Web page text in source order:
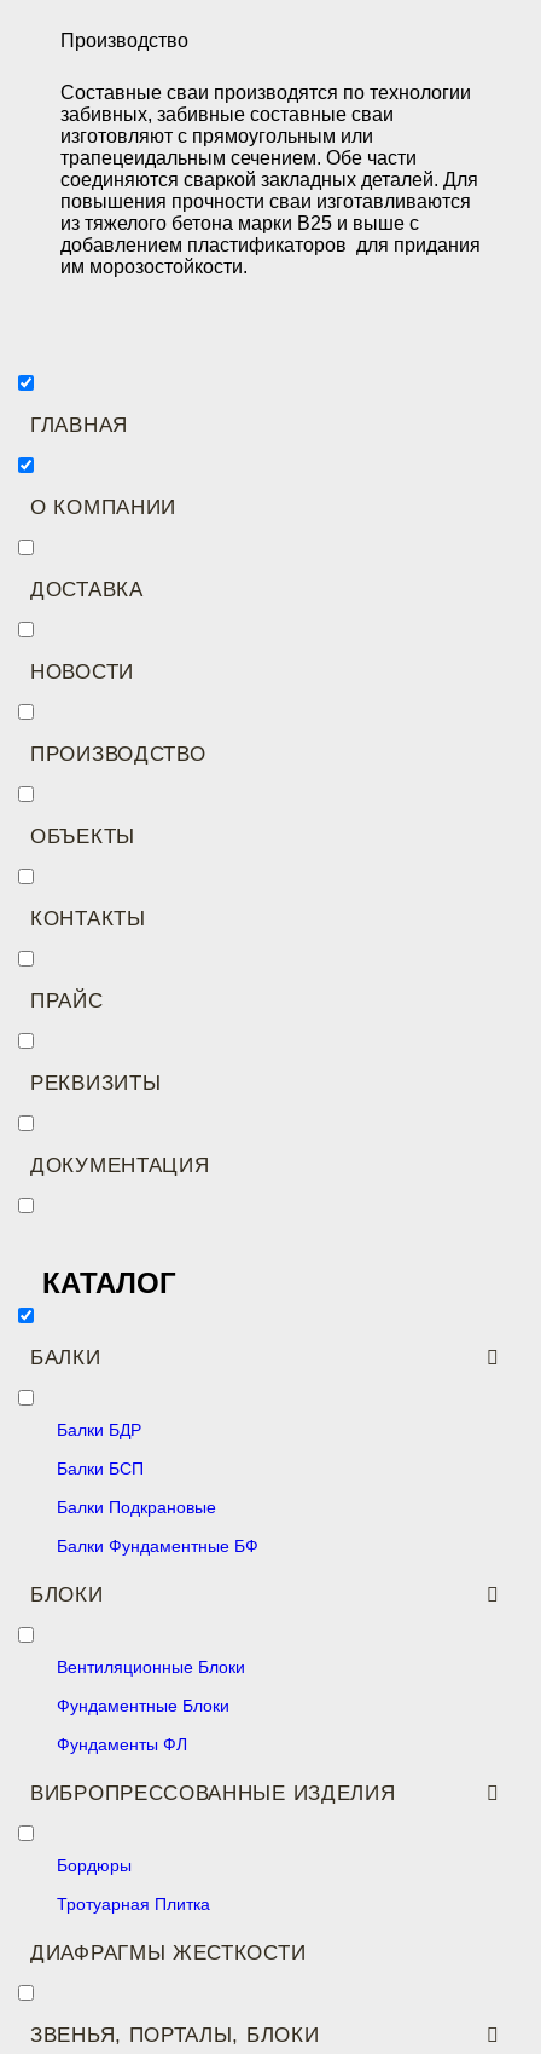
Производство
Составные сваи производятся по технологии
забивных, забивные составные сваи
изготовляют с прямоугольным или
трапецеидальным сечением. Обе части
соединяются сваркой закладных деталей. Для
повышения прочности сваи изготавливаются
из тяжелого бетона марки В25 и выше с
добавлением пластификаторов для придания
им морозостойкости.
ГЛАВНАЯ
О КОМПАНИИ
ДОСТАВКА
НОВОСТИ
ПРОИЗВОДСТВО
ОБЪЕКТЫ
КОНТАКТЫ
ПРАЙС
РЕКВИЗИТЫ
ДОКУМЕНТАЦИЯ
КАТАЛОГ
БАЛКИ
Балки БДР
Балки БСП
Балки Подкрановые
Балки Фундаментные БФ
БЛОКИ
Вентиляционные Блоки
Фундаментные Блоки
Фундаменты ФЛ
ВИБРОПРЕССОВАННЫЕ ИЗДЕЛИЯ
Бордюры
Тротуарная Плитка
ДИАФРАГМЫ ЖЕСТКОСТИ
ЗВЕНЬЯ, ПОРТАЛЫ, БЛОКИ